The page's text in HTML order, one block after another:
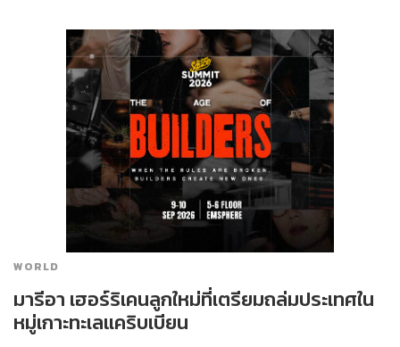
WORLD
มารีอา เฮอร์ริเคนลูกใหม่ที่เตรียมถล่มประเทศใน
หมู่เกาะทะเลแคริบเบียน